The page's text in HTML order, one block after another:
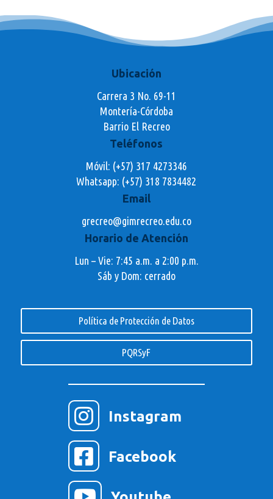
Ubicación
Carrera 3 No. 69-11
Montería-Córdoba
Barrio El Recreo
Teléfonos
Móvil: (+57) 317 4273346
Whatsapp: (+57) 318 7834482
Email
grecreo@gimrecreo.edu.co
Horario de Atención
Lun – Vie: 7:45 a.m. a 2:00 p.m.
Sáb y Dom: cerrado
Política de Protección de Datos
PQRSyF
 Instagram
 Facebook